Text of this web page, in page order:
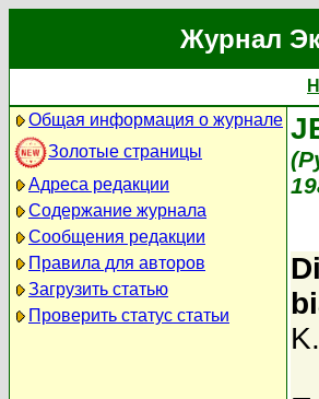
Журнал
Общая информация о журнале
Золотые страницы
Адреса редакции
Содержание журнала
Сообщения редакции
Правила для авторов
Загрузить статью
Проверить статус статьи